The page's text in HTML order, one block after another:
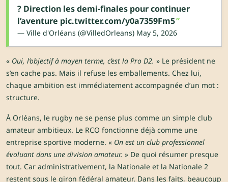
? Direction les demi-finales pour continuer
l’aventure pic.twitter.com/y0a7359Fm5
— Ville d'Orléans (@VilledOrleans) May 5, 2026
« Oui, l’objectif à moyen terme, c’est la Pro D2. » Le président ne
s’en cache pas. Mais il refuse les emballements. Chez lui,
chaque ambition est immédiatement accompagnée d’un mot :
structure.
À Orléans, le rugby ne se pense plus comme un simple club
amateur ambitieux. Le RCO fonctionne déjà comme une
entreprise sportive moderne. « On est un club professionnel
évoluant dans une division amateur. » De quoi résumer presque
tout. Car administrativement, la Nationale et la Nationale 2
restent sous le giron fédéral amateur. Dans les faits, beaucoup